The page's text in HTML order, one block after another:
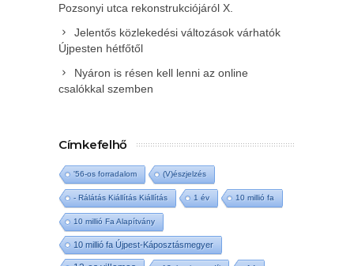
Pozsonyi utca rekonstrukciójáról X.
Jelentős közlekedési változások várhatók
Újpesten hétfőtől
Nyáron is résen kell lenni az online
csalókkal szemben
Címkefelhő
'56-os forradalom (V)észjelzés
- Rálátás Kiállítás Kiállítás 1 év 10 millió fa
10 millió Fa Alapítvány
10 millió fa Újpest-Káposztásmegyer